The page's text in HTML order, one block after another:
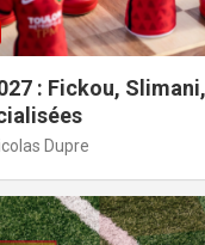
: Fickou,
Dupre